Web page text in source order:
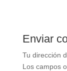
Enviar
Tu dirección
Los campos